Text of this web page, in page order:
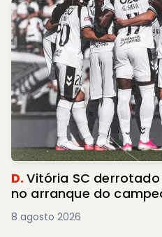
D.Vitória SC
no arranque do
8 agosto 2026